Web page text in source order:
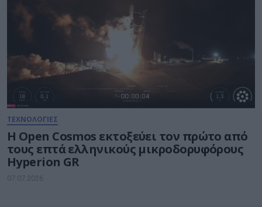
ΤΕΧΝΟΛΟΓΙΕΣ
Η Open Cosmos εκτοξεύει τον πρώτο από
τους επτά ελληνικούς μικροδορυφόρους
Hyperion GR
07.07.2026